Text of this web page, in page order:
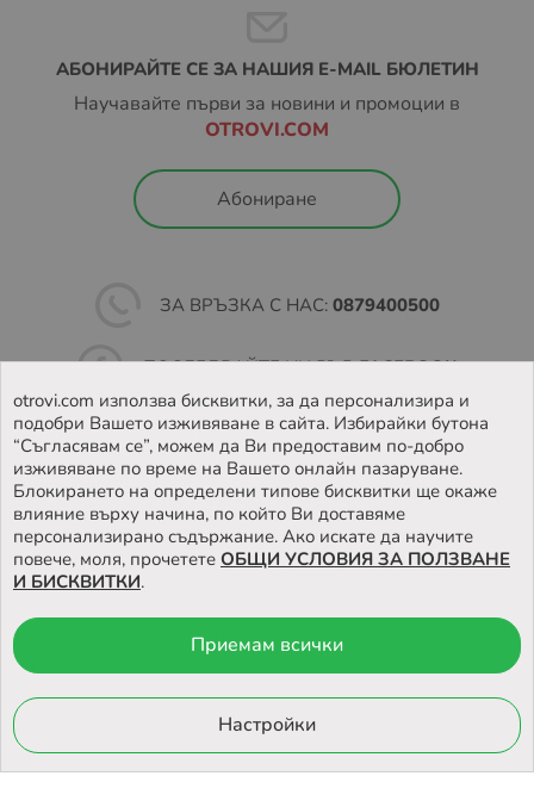
АБОНИРАЙТЕ СЕ ЗА НАШИЯ E-MAIL БЮЛЕТИН
Научавайте първи за новини и промоции в
OTROVI.COM
Абониране
ЗА ВРЪЗКА С НАС: 0879400500
ПОСЛЕДВАЙТЕ НИ ВЪВFACEBOOK
НАМЕРЕТЕ НАШИЯТ МАГАЗИН
© 2026 Otrovi.com. Всички права запазени ™ |Карта на сайта
Онлайн магазин
otrovi.com използва бисквитки, за да персонализира и
подобри Вашето изживяване в сайта. Избирайки бутона
“Съгласявам се”, можем да Ви предоставим по-добро
изживяване по време на Вашето онлайн пазаруване.
Блокирането на определени типове бисквитки ще окаже
влияние върху начина, по който Ви доставяме
персонализирано съдържание. Ако искате да научите
повече, моля, прочетете ОБЩИ УСЛОВИЯ ЗА ПОЛЗВАНЕ
И БИСКВИТКИ.
Приемам всички
Настройки